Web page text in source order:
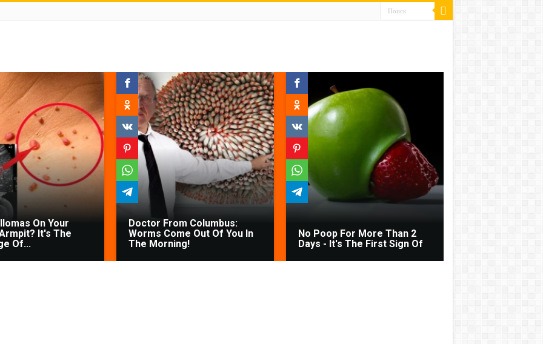
On Your
It's The
Of...
Doctor From Columbus:
Worms Come Out Of You In
The Morning!
No Poop For More Than 2
Days - It's The First Sign Of